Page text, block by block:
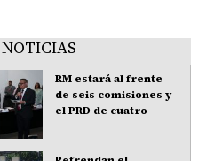
RM estará al frente
de seis comisiones y
el PRD de cuatro